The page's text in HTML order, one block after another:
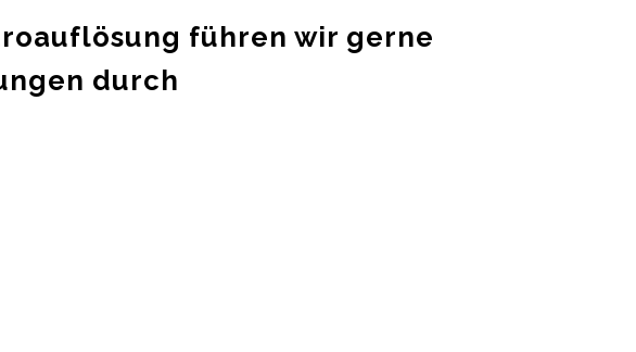
führen wir gerne
durch